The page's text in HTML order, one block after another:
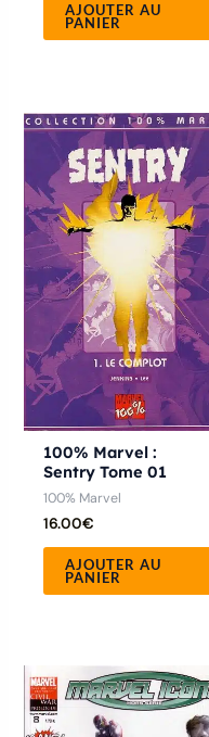
AJOUTER AU
PANIER
100% Marvel :
Sentry Tome 01
100% Marvel
16.00€
AJOUTER AU
PANIER